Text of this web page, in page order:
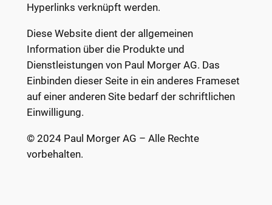
Hyperlinks verknüpft werden.
Diese Website dient der allgemeinen
Information über die Produkte und
Dienstleistungen von Paul Morger AG. Das
Einbinden dieser Seite in ein anderes Frameset
auf einer anderen Site bedarf der schriftlichen
Einwilligung.
©2024 Paul Morger AG – Alle Rechte
vorbehalten.